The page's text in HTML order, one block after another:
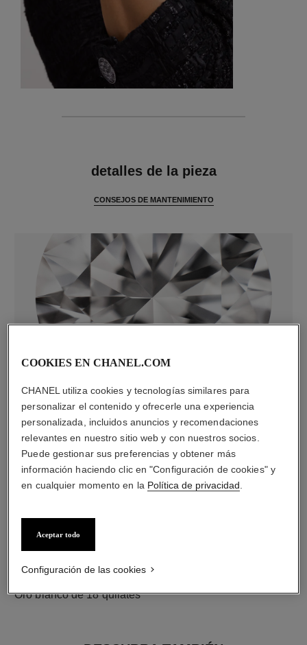
detalles de la pieza
CONSEJOS DE MANTENIMIENTO
diamantes
24 diamantes talla brillante con un total de 0,38 quilate
Las características de cada pieza pueden variar**
material
Oro blanco de 18 quilates
COOKIES EN CHANEL.COM
CHANEL utiliza cookies y tecnologías similares para
personalizar el contenido y ofrecerle una experiencia
personalizada, incluidos anuncios y recomendaciones
relevantes en nuestro sitio web y con nuestros socios.
Puede gestionar sus preferencias y obtener más
información haciendo clic en "Configuración de cookies" y
en cualquier momento en la Política de privacidad
Aceptar todo
Configuración de las cookies